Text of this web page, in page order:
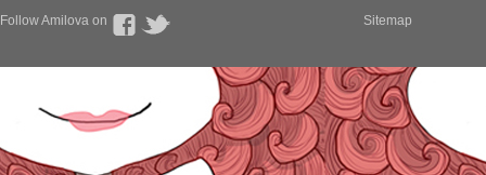
Follow Amilova on Sitemap